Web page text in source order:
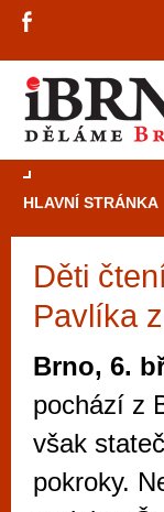
HLAVNÍ STRÁNKA
Děti
Pavlíka
Brno, 6.
pochází z
však
pokroky.
Mimo jiné